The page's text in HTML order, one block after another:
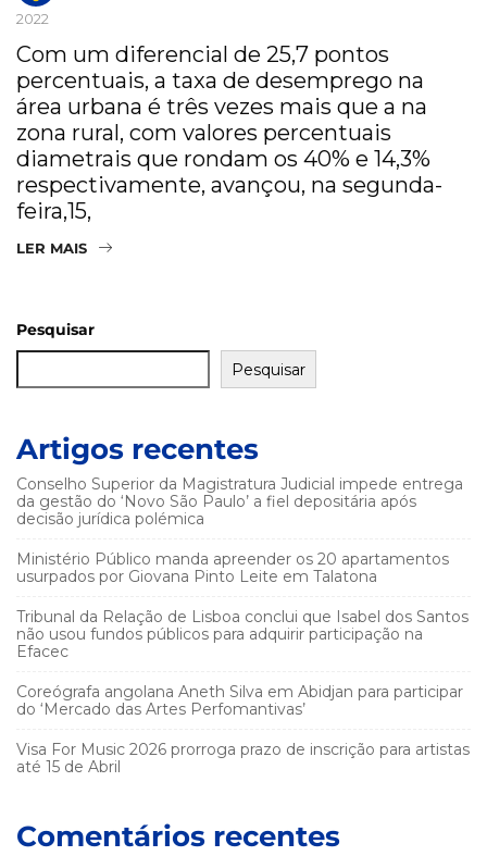
2022
Com um diferencial de 25,7 pontos
percentuais, a taxa de desemprego na
área urbana é três vezes mais que a na
zona rural, com valores percentuais
diametrais que rondam os 40% e 14,3%
respectivamente, avançou, na segunda-
feira,15,
LER MAIS
Pesquisar
Pesquisar
Artigos recentes
Conselho Superior da Magistratura Judicial impede entrega
da gestão do ‘Novo São Paulo’ a fiel depositária após
decisão jurídica polémica
Ministério Público manda apreender os 20 apartamentos
usurpados por Giovana Pinto Leite em Talatona
Tribunal da Relação de Lisboa conclui que Isabel dos Santos
não usou fundos públicos para adquirir participação na
Efacec
Coreógrafa angolana Aneth Silva em Abidjan para participar
do ‘Mercado das Artes Perfomantivas’
Visa For Music 2026 prorroga prazo de inscrição para artistas
até 15 de Abril
Comentários recentes